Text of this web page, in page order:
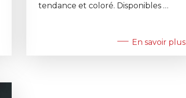
tendance et coloré. Disponibles …
En savoir plus